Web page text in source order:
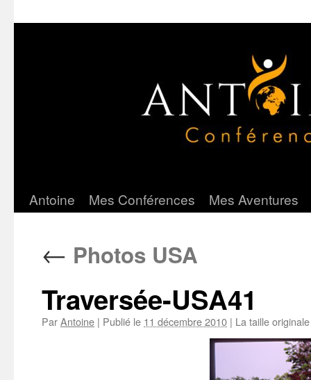
Aller
contenu
Antoine Mes Conférences Mes Aventures
← Photos USA
Traversée-USA41
ParAntoine | Publié le 11 décembre 2010 | La taille